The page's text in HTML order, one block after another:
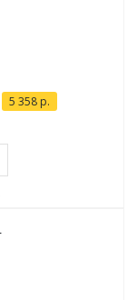
5 358 р.